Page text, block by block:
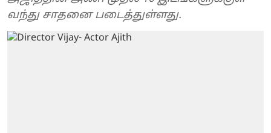
வந்து சாதனை படைத்துள்ளது.